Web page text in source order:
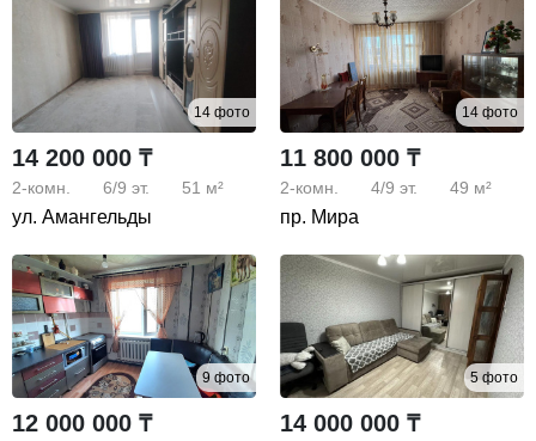
14 фото
14 200 000 ₸
2-комн. 6/9 эт. 51 м²
ул. Амангельды
14 фото
11 800 000 ₸
2-комн. 4/9 эт. 49 м²
пр. Мира
9 фото
12 000 000 ₸
5 фото
14 000 000 ₸